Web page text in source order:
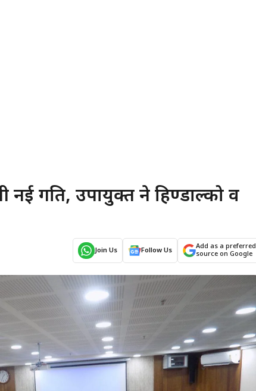
नई गति, उपायुक्त ने हिण्डाल्को व
Join Us Follow Us
Add as a preferred
source on Google